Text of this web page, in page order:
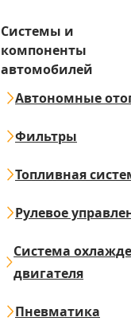
Системы и
компоненты
автомобилей
Автономные
Фильтры
Топливная
Рулевое
Система
двигателя
Пневматика